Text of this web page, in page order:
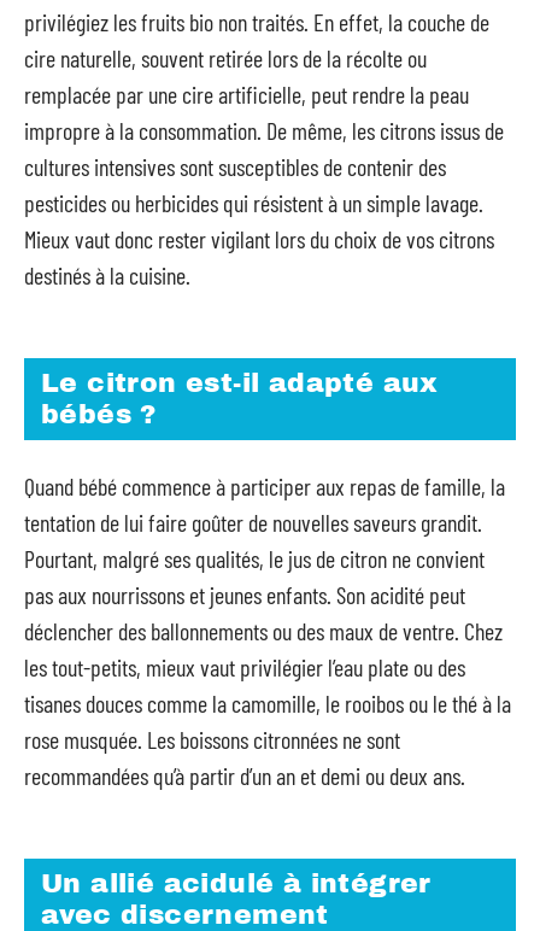
privilégiez les fruits bio non traités. En effet, la couche de
cire naturelle, souvent retirée lors de la récolte ou
remplacée par une cire artificielle, peut rendre la peau
impropre à la consommation. De même, les citrons issus de
cultures intensives sont susceptibles de contenir des
pesticides ou herbicides qui résistent à un simple lavage.
Mieux vaut donc rester vigilant lors du choix de vos citrons
destinés à la cuisine.
Le citron est-il adapté aux
bébés ?
Quand bébé commence à participer aux repas de famille, la
tentation de lui faire goûter de nouvelles saveurs grandit.
Pourtant, malgré ses qualités, le jus de citron ne convient
pas aux nourrissons et jeunes enfants. Son acidité peut
déclencher des ballonnements ou des maux de ventre. Chez
les tout-petits, mieux vaut privilégier l’eau plate ou des
tisanes douces comme la camomille, le rooibos ou le thé à la
rose musquée. Les boissons citronnées ne sont
recommandées qu’à partir d’un an et demi ou deux ans.
Un allié acidulé à intégrer
avec discernement